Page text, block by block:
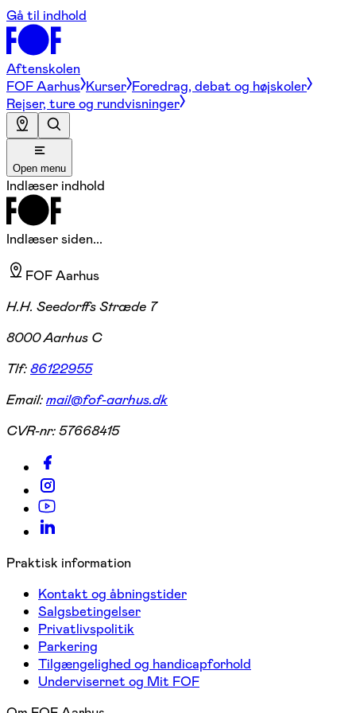
Gå til indhold
Aftenskolen
FOF Aarhus Kurser Foredrag, debat og højskoler
Rejser, ture og rundvisninger
Open menu
Indlæser indhold
Indlæser siden...
FOF Aarhus
H.H. Seedorffs Stræde 7
8000 Aarhus C
Tlf:86122955
Email:mail@fof-aarhus.dk
CVR-nr:57668415
Praktisk information
Kontakt og åbningstider
Salgsbetingelser
Privatlivspolitik
Parkering
Tilgængelighed og handicapforhold
Undervisernet og Mit FOF